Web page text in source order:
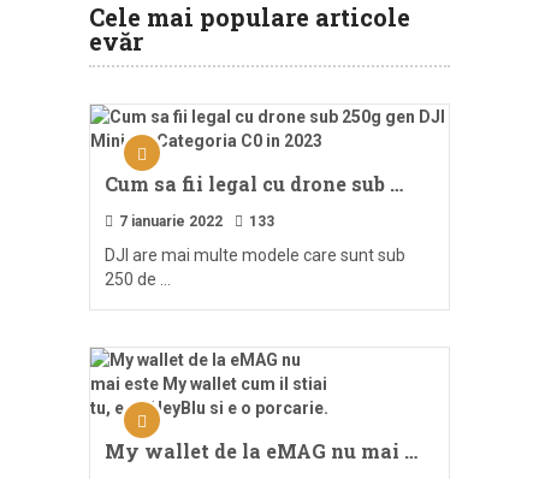
Cele mai populare articole
evăr
Cum sa fii legal cu drone sub …
7 ianuarie 2022 133
DJI are mai multe modele care sunt sub
250 de …
My wallet de la eMAG nu mai …